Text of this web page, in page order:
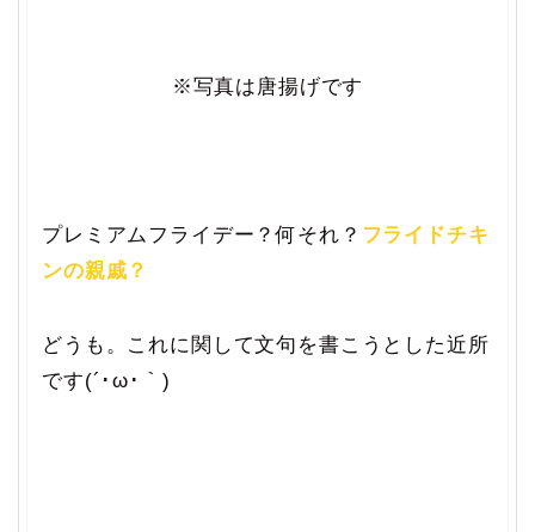
※写真は唐揚げです
プレミアムフライデー？何それ？ フライドチキ
ンの親戚？
どうも。これに関して文句を書こうとした近所
です(´･ω･｀)